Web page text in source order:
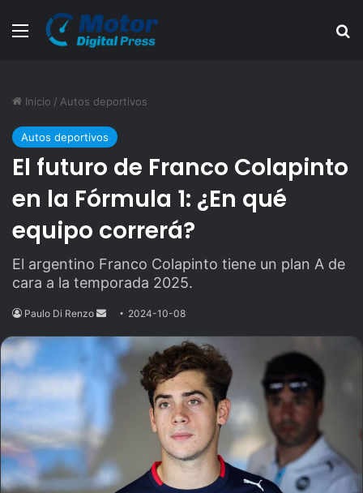
Menú
Inicio / Autos deportivos
Autos deportivos
El futuro de Franco Colapinto
en la Fórmula 1: ¿En qué
equipo correrá?
El argentino Franco Colapinto tiene un plan A de
cara a la temporada 2025.
Paulo Di Renzo
Send
email
2024-10-08